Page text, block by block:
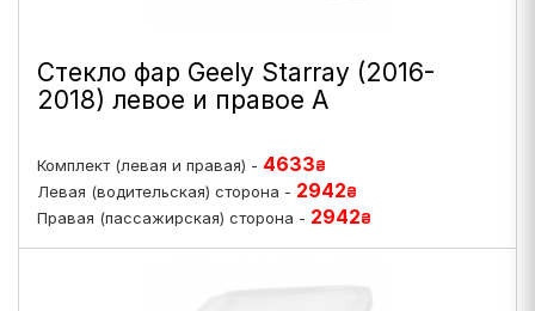
Стекло фар Geely Starray (2016-
2018) левое и правое A
Комплект (левая и правая) - 4633₴
Левая (водительская) сторона - 2942₴
Правая (пассажирская) сторона - 2942₴